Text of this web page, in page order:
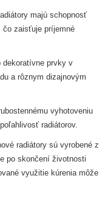
majú schopnosť
čo zaisťuje príjemné
dekoratívne prvky v
a rôznym dizajnovým
vyhotoveniu
radiátorov.
radiátory sú vyrobené z
po skončení životnosti
využitie kúrenia môže